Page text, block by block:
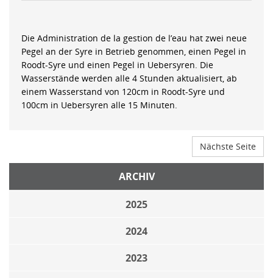
Die Administration de la gestion de l’eau hat zwei neue
Pegel an der Syre in Betrieb genommen, einen Pegel in
Roodt-Syre und einen Pegel in Uebersyren. Die
Wasserstände werden alle 4 Stunden aktualisiert, ab
einem Wasserstand von 120cm in Roodt-Syre und
100cm in Uebersyren alle 15 Minuten.
Nächste Seite
ARCHIV
2025
2024
2023